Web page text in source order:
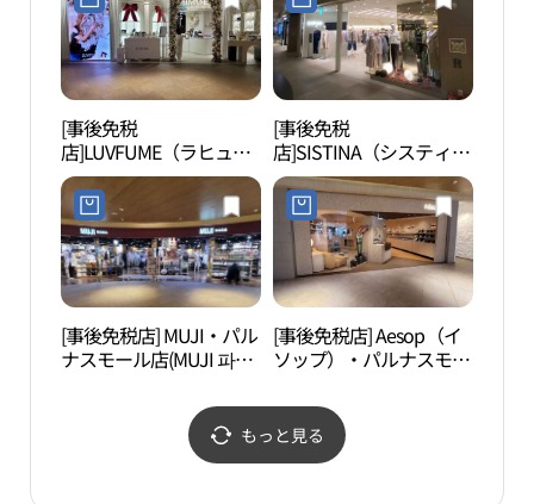
몰점)
[事後免税
店]LUVFUME（ラヒュー
ム）・パルナスモール店
(러퓸 파르나스몰점)
[事後免税
店]SISTINA（システィー
ナ）・パルナスモール店
(시스티나 파르나스몰점)
[事後免税店] MUJI・パル
ナスモール店(MUJI 파르
[事後免税店] Aesop（イ
ソップ）・パルナスモー
もっと見る